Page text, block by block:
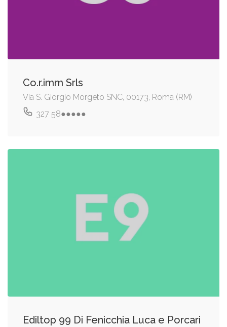
Co.r.imm Srls
Via S. Giorgio Morgeto SNC, 00173, Roma (RM)
327 58●●●●●
Ediltop 99 Di Fenicchia Luca e Porcari